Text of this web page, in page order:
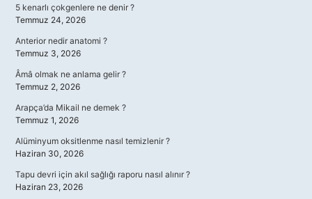
5 kenarlı çokgenlere ne denir ?
Temmuz 24, 2026
Anterior nedir anatomi ?
Temmuz 3, 2026
Âmâ olmak ne anlama gelir ?
Temmuz 2, 2026
Arapça’da Mikail ne demek ?
Temmuz 1, 2026
Alüminyum oksitlenme nasıl temizlenir ?
Haziran 30, 2026
Tapu devri için akıl sağlığı raporu nasıl alınır ?
Haziran 23, 2026